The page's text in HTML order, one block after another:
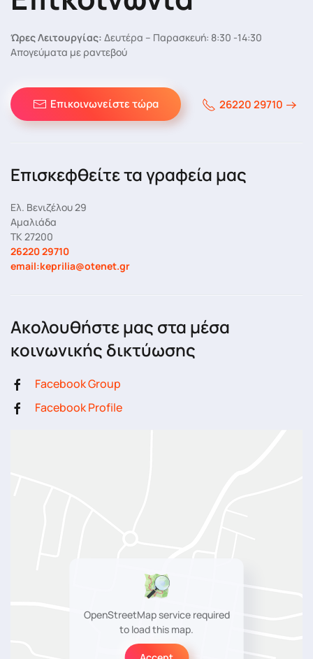
Ώρες Λειτουργίας: Δευτέρα – Παρασκευή: 8:30 -14:30
Απογεύματα με ραντεβού
Επικοινωνείστε τώρα 26220 29710
Επισκεφθείτε τα γραφεία μας
Ελ. Βενιζέλου 29
Αμαλιάδα
ΤΚ 27200
26220 29710
email:keprilia@otenet.gr
Ακολουθήστε μας στα μέσα
κοινωνικής δικτύωσης
Facebook Group
Facebook Profile
OpenStreetMap service required
to load this map.